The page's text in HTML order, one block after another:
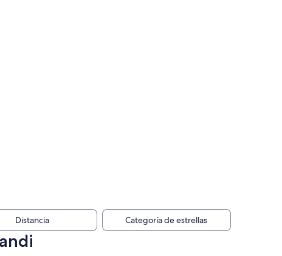
Distancia Categoría de estrellas